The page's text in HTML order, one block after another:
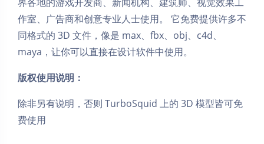
作室、广告商和创意专业人士使用。 它免费提供许多不
同格式的 3D 文件，像是 max、fbx、obj、c4d、
maya，让你可以直接在设计软件中使用。
版权使用说明：
除非另有说明，否则 TurboSquid 上的 3D 模型皆可免
费使用